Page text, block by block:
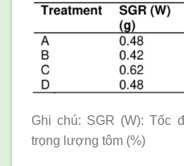
Ghi chú: SGR (W): Tốc
trọng lượng tôm (%)